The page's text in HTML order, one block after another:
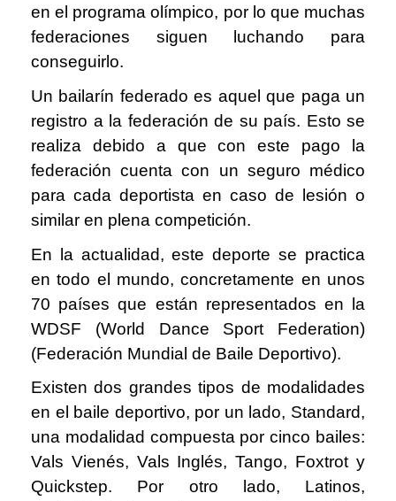
en el programa olímpico, por lo que muchas
federaciones siguen luchando para
conseguirlo.
Un bailarín federado es aquel que paga un
registro a la federación de su país. Esto se
realiza debido a que con este pago la
federación cuenta con un seguro médico
para cada deportista en caso de lesión o
similar en plena competición.
En la actualidad, este deporte se practica
en todo el mundo, concretamente en unos
70 países que están representados en la
WDSF (World Dance Sport Federation)
(Federación Mundial de Baile Deportivo).
Existen dos grandes tipos de modalidades
en el baile deportivo, por un lado, Standard,
una modalidad compuesta por cinco bailes:
Vals Vienés, Vals Inglés, Tango, Foxtrot y
Quickstep. Por otro lado, Latinos,